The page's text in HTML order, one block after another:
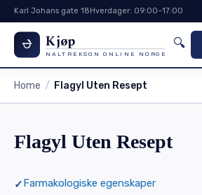
Karl Johans gate 18Hverdager: 09:00–17:00
Kjøp
NALTREKSON ONLINE NORGE
🔍
Home Flagyl Uten Resept
Flagyl Uten Resept
Farmakologiske egenskaper